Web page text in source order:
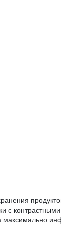
контрастными
максимально